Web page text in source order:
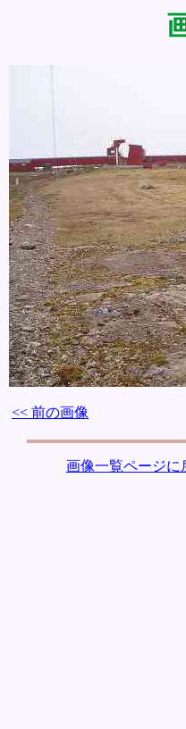
<< 前の画像
画像一覧ページに